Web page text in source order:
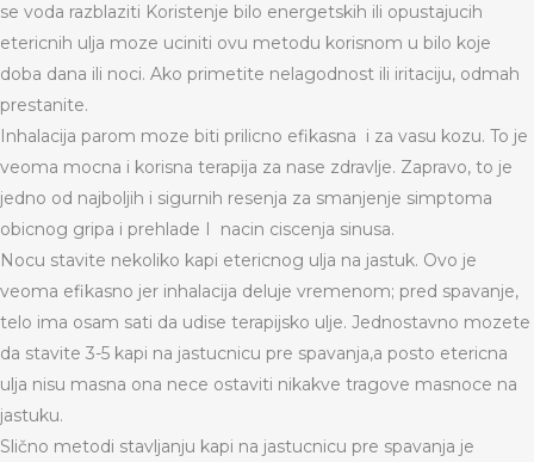
se voda razblaziti Koristenje bilo energetskih ili opustajucih
etericnih ulja moze uciniti ovu metodu korisnom u bilo koje
doba dana ili noci. Ako primetite nelagodnost ili iritaciju, odmah
prestanite.
Inhalacija parom moze biti prilicno efikasna i za vasu kozu. To je
veoma mocna i korisna terapija za nase zdravlje. Zapravo, to je
jedno od najboljih i sigurnih resenja za smanjenje simptoma
obicnog gripa i prehlade I nacin ciscenja sinusa.
Nocu stavite nekoliko kapi etericnog ulja na jastuk. Ovo je
veoma efikasno jer inhalacija deluje vremenom; pred spavanje,
telo ima osam sati da udise terapijsko ulje. Jednostavno mozete
da stavite 3-5 kapi na jastucnicu pre spavanja,a posto etericna
ulja nisu masna ona nece ostaviti nikakve tragove masnoce na
jastuku.
Slično metodi stavljanju kapi na jastucnicu pre spavanja je